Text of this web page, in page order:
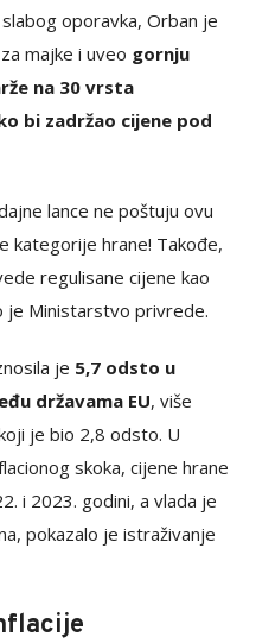
oporavka, Orban je
majke i uveo gornju
na 30 vrsta
bi zadržao cijene pod
lance ne poštuju ovu
kategorije hrane! Takođe,
regulisane cijene kao
Ministarstvo privrede.
je 5,7 odsto u
državama EU, više
je bio 2,8 odsto. U
skoka, cijene hrane
i 2023. godini, a vlada je
pokazalo je istraživanje